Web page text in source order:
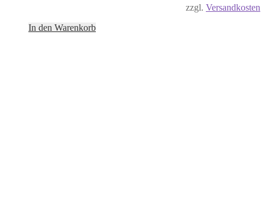
zzgl. Versandkosten
In den Warenkorb